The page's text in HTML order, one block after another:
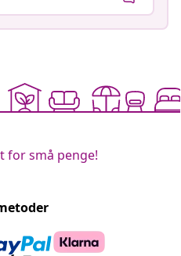
for små penge!